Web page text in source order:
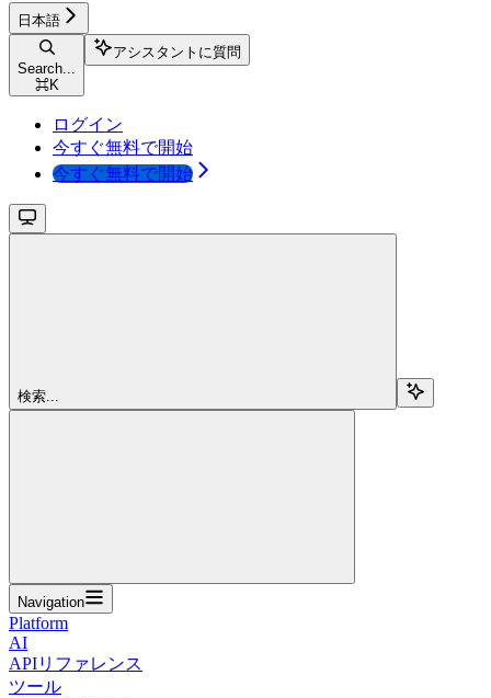
日本語
Search...
⌘K
アシスタントに質問
ログイン
今すぐ無料で開始
今すぐ無料で開始
検索...
Navigation
Platform
AI
APIリファレンス
ツール